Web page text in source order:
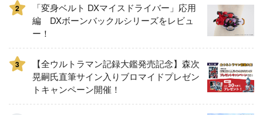
2
「変身ベルト DXマイスドライバー」応用
編 DXボーンバックルシリーズをレビュ
ー！
3
【全ウルトラマン記録大鑑発売記念】森次
晃嗣氏直筆サイン入りブロマイドプレゼン
トキャンペーン開催！